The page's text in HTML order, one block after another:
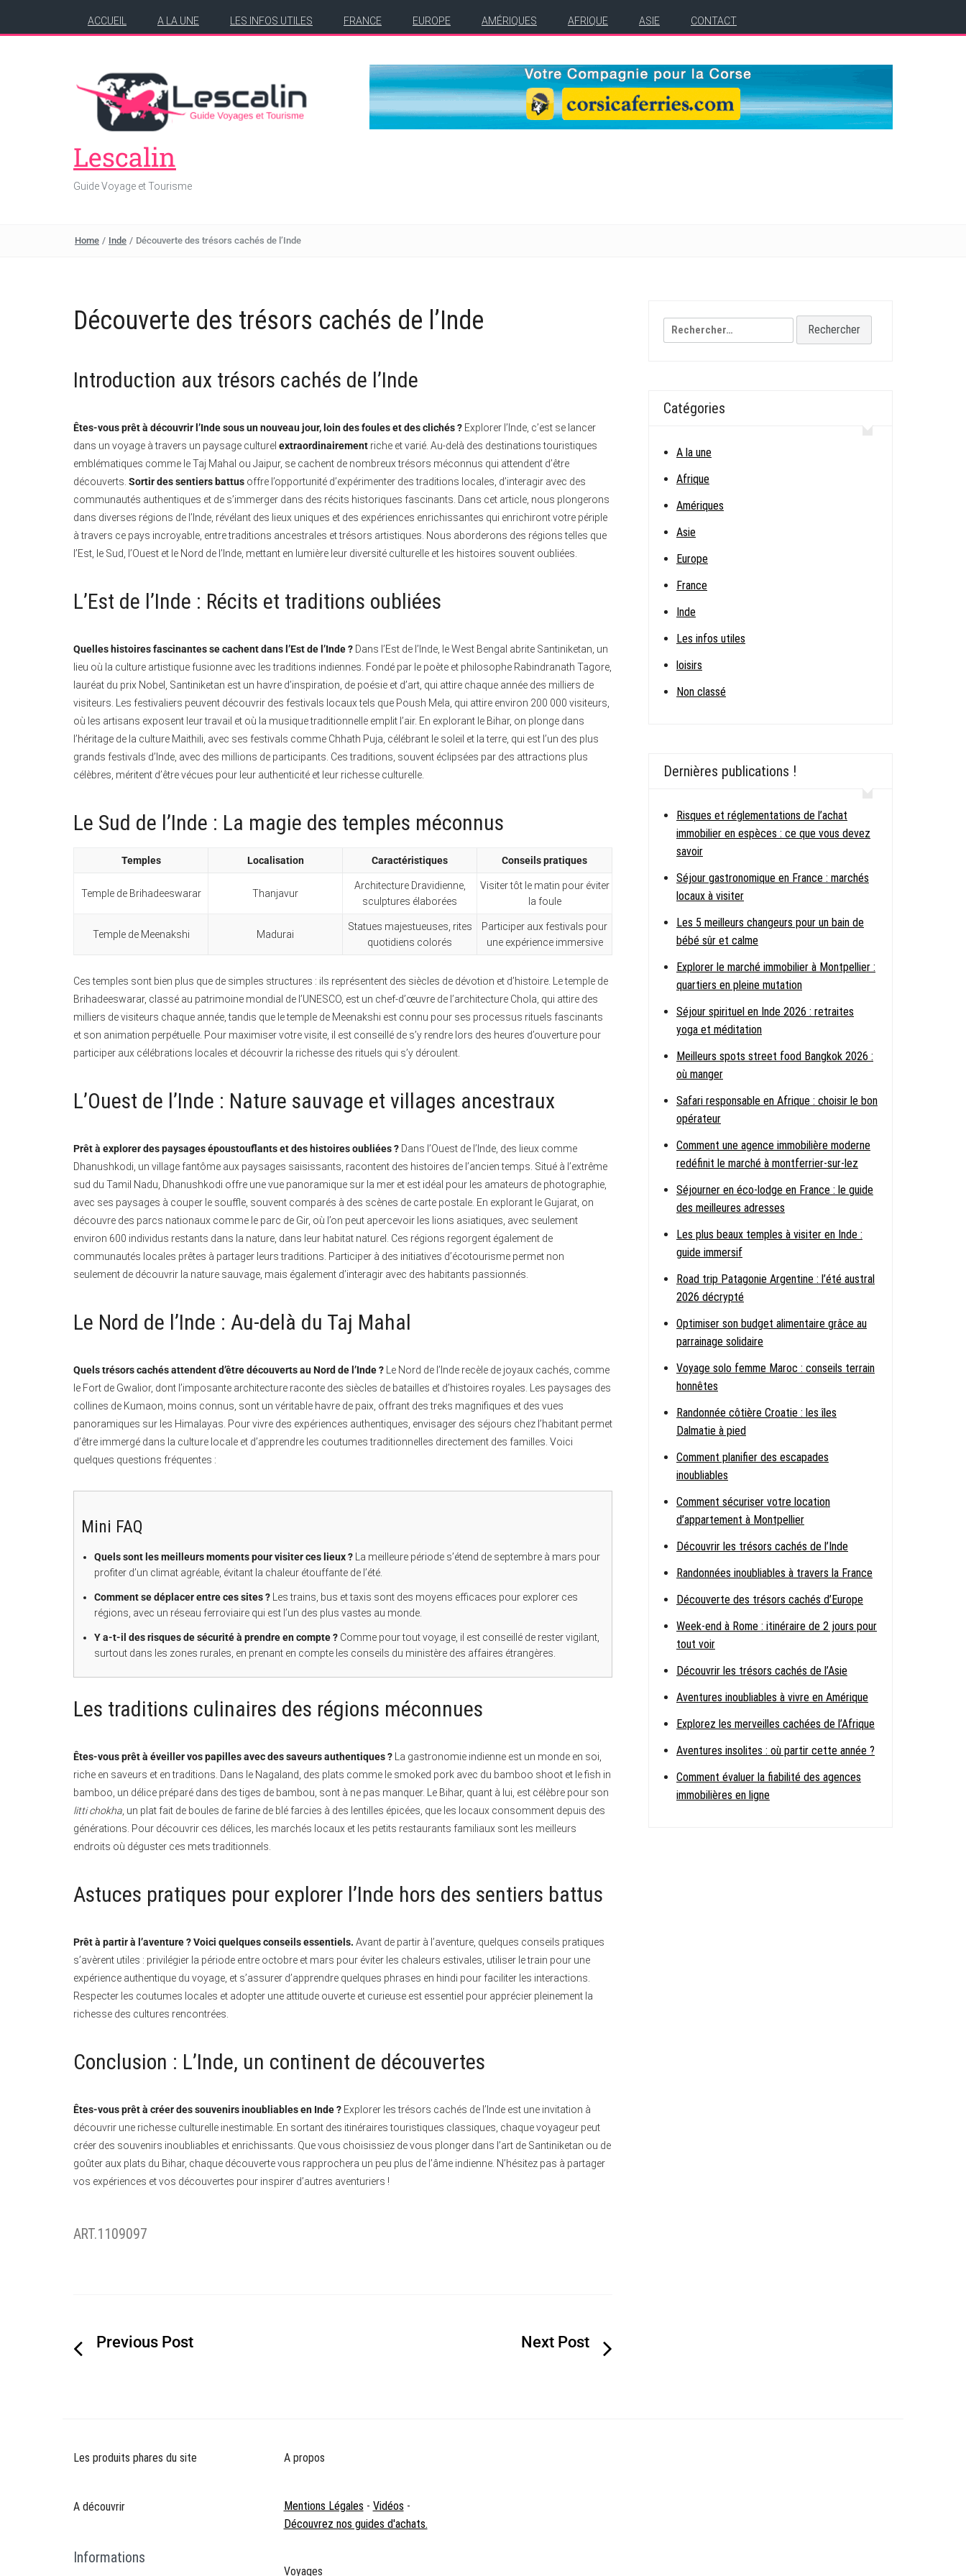
ACCUEIL A LA UNE LES INFOS UTILES FRANCE EUROPE AMÉRIQUES AFRIQUE ASIE CONTACT
Lescalin
Guide Voyage et Tourisme
Home / Inde / Découverte des trésors cachés de l’Inde
Découverte des trésors cachés de l’Inde
Introduction aux trésors cachés de l’Inde
Êtes-vous prêt à découvrir l’Inde sous un nouveau jour, loin des foules et des clichés ? Explorer l’Inde, c’est se lancer
dans un voyage à travers un paysage culturel extraordinairement riche et varié. Au-delà des destinations touristiques
emblématiques comme le Taj Mahal ou Jaipur, se cachent de nombreux trésors méconnus qui attendent d’être
découverts. Sortir des sentiers battus offre l’opportunité d’expérimenter des traditions locales, d’interagir avec des
communautés authentiques et de s’immerger dans des récits historiques fascinants. Dans cet article, nous plongerons
dans diverses régions de l’Inde, révélant des lieux uniques et des expériences enrichissantes qui enrichiront votre périple
à travers ce pays incroyable, entre traditions ancestrales et trésors artistiques. Nous aborderons des régions telles que
l’Est, le Sud, l’Ouest et le Nord de l’Inde, mettant en lumière leur diversité culturelle et les histoires souvent oubliées.
L’Est de l’Inde : Récits et traditions oubliées
Quelles histoires fascinantes se cachent dans l’Est de l’Inde ? Dans l’Est de l’Inde, le West Bengal abrite Santiniketan, un
lieu où la culture artistique fusionne avec les traditions indiennes. Fondé par le poète et philosophe Rabindranath Tagore,
lauréat du prix Nobel, Santiniketan est un havre d’inspiration, de poésie et d’art, qui attire chaque année des milliers de
visiteurs. Les festivaliers peuvent découvrir des festivals locaux tels que Poush Mela, qui attire environ 200 000 visiteurs,
où les artisans exposent leur travail et où la musique traditionnelle emplit l’air. En explorant le Bihar, on plonge dans
l’héritage de la culture Maithili, avec ses festivals comme Chhath Puja, célébrant le soleil et la terre, qui est l’un des plus
grands festivals d’Inde, avec des millions de participants. Ces traditions, souvent éclipsées par des attractions plus
célèbres, méritent d’être vécues pour leur authenticité et leur richesse culturelle.
Le Sud de l’Inde : La magie des temples méconnus
Temples Localisation Caractéristiques Conseils pratiques
Temple de Brihadeeswarar Thanjavur
Architecture Dravidienne,
sculptures élaborées
Visiter tôt le matin pour éviter
la foule
Temple de Meenakshi Madurai
Statues majestueuses, rites
quotidiens colorés
Participer aux festivals pour
une expérience immersive
Ces temples sont bien plus que de simples structures : ils représentent des siècles de dévotion et d’histoire. Le temple de
Brihadeeswarar, classé au patrimoine mondial de l’UNESCO, est un chef-d’œuvre de l’architecture Chola, qui attire des
milliers de visiteurs chaque année, tandis que le temple de Meenakshi est connu pour ses processus rituels fascinants
et son animation perpétuelle. Pour maximiser votre visite, il est conseillé de s’y rendre lors des heures d’ouverture pour
participer aux célébrations locales et découvrir la richesse des rituels qui s’y déroulent.
L’Ouest de l’Inde : Nature sauvage et villages ancestraux
Prêt à explorer des paysages époustouflants et des histoires oubliées ? Dans l’Ouest de l’Inde, des lieux comme
Dhanushkodi, un village fantôme aux paysages saisissants, racontent des histoires de l’ancien temps. Situé à l’extrême
sud du Tamil Nadu, Dhanushkodi offre une vue panoramique sur la mer et est idéal pour les amateurs de photographie,
avec ses paysages à couper le souffle, souvent comparés à des scènes de carte postale. En explorant le Gujarat, on
découvre des parcs nationaux comme le parc de Gir, où l’on peut apercevoir les lions asiatiques, avec seulement
environ 600 individus restants dans la nature, dans leur habitat naturel. Ces régions regorgent également de
communautés locales prêtes à partager leurs traditions. Participer à des initiatives d’écotourisme permet non
seulement de découvrir la nature sauvage, mais également d’interagir avec des habitants passionnés.
Le Nord de l’Inde : Au-delà du Taj Mahal
Quels trésors cachés attendent d’être découverts au Nord de l’Inde ? Le Nord de l’Inde recèle de joyaux cachés, comme
le Fort de Gwalior, dont l’imposante architecture raconte des siècles de batailles et d’histoires royales. Les paysages des
collines de Kumaon, moins connus, sont un véritable havre de paix, offrant des treks magnifiques et des vues
panoramiques sur les Himalayas. Pour vivre des expériences authentiques, envisager des séjours chez l’habitant permet
d’être immergé dans la culture locale et d’apprendre les coutumes traditionnelles directement des familles. Voici
quelques questions fréquentes :
Mini FAQ
Quels sont les meilleurs moments pour visiter ces lieux ? La meilleure période s’étend de septembre à mars pour
profiter d’un climat agréable, évitant la chaleur étouffante de l’été.
Comment se déplacer entre ces sites ? Les trains, bus et taxis sont des moyens efficaces pour explorer ces
régions, avec un réseau ferroviaire qui est l’un des plus vastes au monde.
Y a-t-il des risques de sécurité à prendre en compte ? Comme pour tout voyage, il est conseillé de rester vigilant,
surtout dans les zones rurales, en prenant en compte les conseils du ministère des affaires étrangères.
Les traditions culinaires des régions méconnues
Êtes-vous prêt à éveiller vos papilles avec des saveurs authentiques ? La gastronomie indienne est un monde en soi,
riche en saveurs et en traditions. Dans le Nagaland, des plats comme le smoked pork avec du bamboo shoot et le fish in
bamboo, un délice préparé dans des tiges de bambou, sont à ne pas manquer. Le Bihar, quant à lui, est célèbre pour son
litti chokha, un plat fait de boules de farine de blé farcies à des lentilles épicées, que les locaux consomment depuis des
générations. Pour découvrir ces délices, les marchés locaux et les petits restaurants familiaux sont les meilleurs
endroits où déguster ces mets traditionnels.
Astuces pratiques pour explorer l’Inde hors des sentiers battus
Prêt à partir à l’aventure ? Voici quelques conseils essentiels. Avant de partir à l’aventure, quelques conseils pratiques
s’avèrent utiles : privilégier la période entre octobre et mars pour éviter les chaleurs estivales, utiliser le train pour une
expérience authentique du voyage, et s’assurer d’apprendre quelques phrases en hindi pour faciliter les interactions.
Respecter les coutumes locales et adopter une attitude ouverte et curieuse est essentiel pour apprécier pleinement la
richesse des cultures rencontrées.
Conclusion : L’Inde, un continent de découvertes
Êtes-vous prêt à créer des souvenirs inoubliables en Inde ? Explorer les trésors cachés de l’Inde est une invitation à
découvrir une richesse culturelle inestimable. En sortant des itinéraires touristiques classiques, chaque voyageur peut
créer des souvenirs inoubliables et enrichissants. Que vous choisissiez de vous plonger dans l’art de Santiniketan ou de
goûter aux plats du Bihar, chaque découverte vous rapprochera un peu plus de l’âme indienne. N’hésitez pas à partager
vos expériences et vos découvertes pour inspirer d’autres aventuriers !
ART.1109097
Navigation
Rechercher :
Catégories
A la une
Afrique
Amériques
Asie
Europe
France
Inde
Les infos utiles
loisirs
Non classé
Dernières publications !
Risques et réglementations de l’achat
immobilier en espèces : ce que vous devez
savoir
Séjour gastronomique en France : marchés
locaux à visiter
Les 5 meilleurs changeurs pour un bain de
bébé sûr et calme
Explorer le marché immobilier à Montpellier :
quartiers en pleine mutation
Séjour spirituel en Inde 2026 : retraites
yoga et méditation
Meilleurs spots street food Bangkok 2026 :
où manger
Safari responsable en Afrique : choisir le bon
opérateur
Comment une agence immobilière moderne
redéfinit le marché à montferrier-sur-lez
Séjourner en éco-lodge en France : le guide
des meilleures adresses
Les plus beaux temples à visiter en Inde :
guide immersif
Road trip Patagonie Argentine : l’été austral
2026 décrypté
Optimiser son budget alimentaire grâce au
parrainage solidaire
Voyage solo femme Maroc : conseils terrain
honnêtes
Randonnée côtière Croatie : les îles
Dalmatie à pied
Comment planifier des escapades
inoubliables
Comment sécuriser votre location
d’appartement à Montpellier
Découvrir les trésors cachés de l’Inde
Randonnées inoubliables à travers la France
Découverte des trésors cachés d’Europe
Week-end à Rome : itinéraire de 2 jours pour
tout voir
Découvrir les trésors cachés de l’Asie
Aventures inoubliables à vivre en Amérique
Explorez les merveilles cachées de l’Afrique
Aventures insolites : où partir cette année ?
Comment évaluer la fiabilité des agences
immobilières en ligne
Les produits phares du site
A découvrir
Informations
A propos
Mentions Légales - Vidéos -
Découvrez nos guides d'achats.
Voyages